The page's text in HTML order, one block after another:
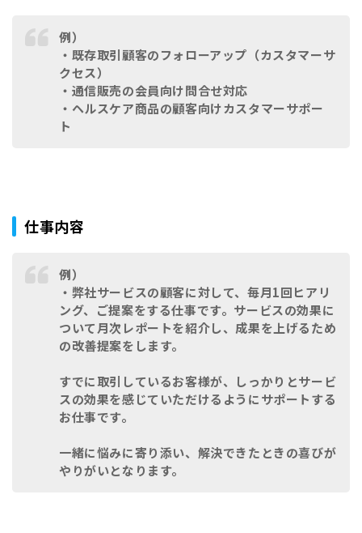
例）
・既存取引顧客のフォローアップ（カスタマーサ
クセス）
・通信販売の会員向け問合せ対応
・ヘルスケア商品の顧客向けカスタマーサポー
ト
仕事内容
例）
・弊社サービスの顧客に対して、毎月1回ヒアリ
ング、ご提案をする仕事です。サービスの効果に
ついて月次レポートを紹介し、成果を上げるため
の改善提案をします。
すでに取引しているお客様が、しっかりとサービ
スの効果を感じていただけるようにサポートする
お仕事です。
一緒に悩みに寄り添い、解決できたときの喜びが
やりがいとなります。